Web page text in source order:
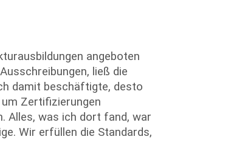
angeboten
ließ die
damit beschäftigte, desto
Zertifizierungen
Alles, was ich dort fand, war
Wir erfüllen die Standards,